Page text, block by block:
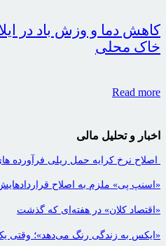
کاهش دما و وزش باد در
خاک محلی
Read more
اخبار و تحلیل مالی
اصلاح نرخ کرایه حمل ریلی فرآورده
«اسنپ پی» ملزم به اصلاح
«اقتصاد کلان» در هفته‌ای که گذشت
«ایکس به زندگی رنگ می‌دهد»؛ وقتی یک